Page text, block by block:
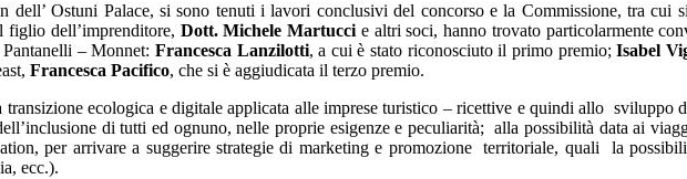
dell’ Ostuni Palace, si sono tenuti i lavori conclusivi del concorso e la Commissione, tra cui
figlio dell’imprenditore, Dott. Michele Martucci e altri soci, hanno trovato particolarmente
– Monnet: Francesca Lanzilotti, a cui è stato riconosciuto il primo premio;Isabel
Francesca Pacifico, che si è aggiudicata il terzo premio.
ecologica e digitale applicata alle imprese turistico – ricettive e quindi allo sviluppo
di tutti ed ognuno, nelle proprie esigenze e peculiarità;
alla possibilità data ai
per arrivare a suggerire strategie di marketing e promozione
territoriale, quali
la
ecc.).